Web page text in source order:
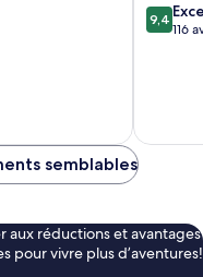
9.4
sur
9,4
116
semblables
aux réductions et avantages
pour vivre plus d’aventures!